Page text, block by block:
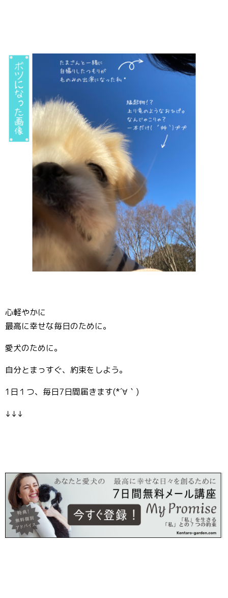
心軽やかに
最高に幸せな毎日のために。
愛犬のために。
自分とまっすぐ、約束をしよう。
1日１つ、毎日7日間届きます(*´∀｀)
↓↓↓